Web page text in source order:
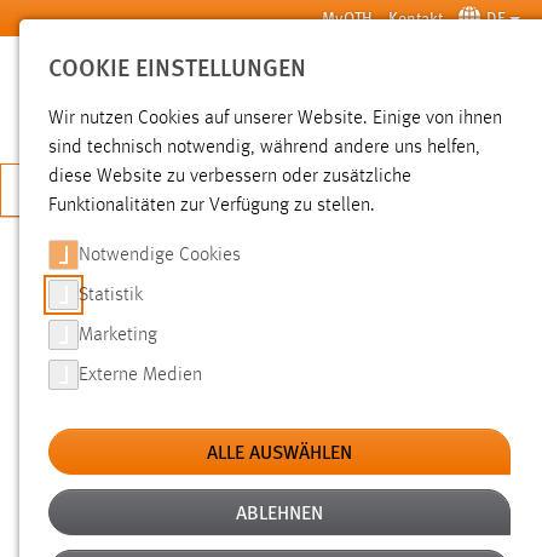
Zum Hauptinhalt springen MyOTH Kontakt DE
SUCHE
JETZT BEWERBEN
SUCHE
FILTER
Typ
Erstellungsdatum
COOKIE EINSTELLUNGEN
Wir nutzen Cookies auf unserer Website. Einige von ihnen
sind technisch notwendig, während andere uns helfen,
diese Website zu verbessern oder zusätzliche
Funktionalitäten zur Verfügung zu stellen.
Notwendige Cookies
Statistik
Marketing
Externe Medien
ALLE AUSWÄHLEN
ABLEHNEN